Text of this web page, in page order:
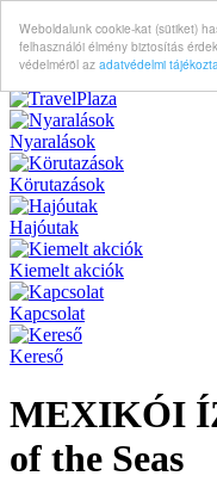
Weboldalunk cookie-kat (sütiket)
felhasználói élmény biztosítás
védelméröl az adatvédelmi
Nyaralások
Körutazások
Hajóutak
Kiemelt akciók
Kapcsolat
Kereső
MEXIKÓI
of the Seas